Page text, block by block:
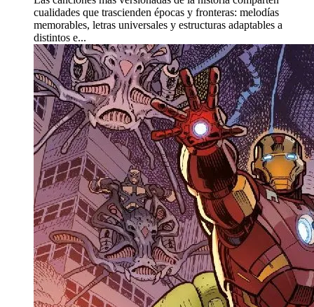
cualidades que trascienden épocas y fronteras: melodías
memorables, letras universales y estructuras adaptables a
distintos e...